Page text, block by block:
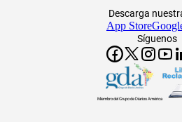
Síguenos
Descarga
App Store
Miembro del Grupo de Diarios América